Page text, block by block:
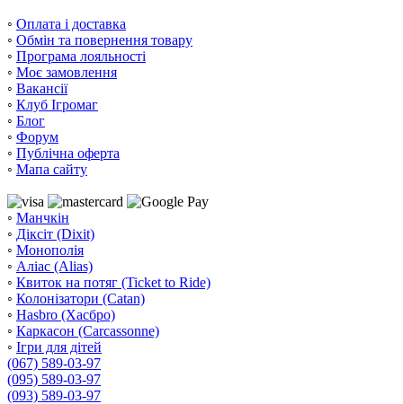
◦ Оплата і доставка
◦ Обмін та повернення товару
◦ Програма лояльності
◦ Моє замовлення
◦ Вакансії
◦ Клуб Ігромаг
◦ Блог
◦ Форум
◦ Публічна оферта
◦ Мапа сайту
◦ Манчкін
◦ Діксіт (Dixit)
◦ Монополія
◦ Аліас (Alias)
◦ Квиток на потяг (Ticket to Ride)
◦ Колонізатори (Catan)
◦ Hasbro (Хасбро)
◦ Каркасон (Carcassonne)
◦ Ігри для дітей
(067) 589-03-97
(095) 589-03-97
(093) 589-03-97